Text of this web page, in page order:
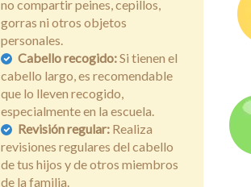
no compartir peines, cepillos,
gorras ni otros objetos
personales.
Cabello recogido:Si tienen el
cabello largo, es recomendable
que lo lleven recogido,
especialmente en la escuela.
Revisión regular: Realiza
revisiones regulares del cabello
de tus hijos y de otros miembros
de la familia.